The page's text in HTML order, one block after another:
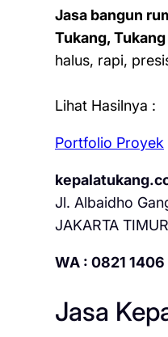
Jasa bangun
Tukang,
halus, rapi,
Lihat Hasilnya :
Portfolio Proyek
Jl. Albaidho
JAKARTA
WA : 0821
Jasa